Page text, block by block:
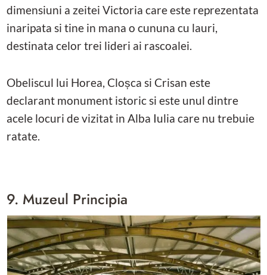
dimensiuni a zeitei Victoria care este reprezentata
inaripata si tine in mana o cununa cu lauri,
destinata celor trei lideri ai rascoalei.
Obeliscul lui Horea, Cloșca si Crisan este
declarant monument istoric si este unul dintre
acele locuri de vizitat in Alba Iulia care nu trebuie
ratate.
9. Muzeul Principia